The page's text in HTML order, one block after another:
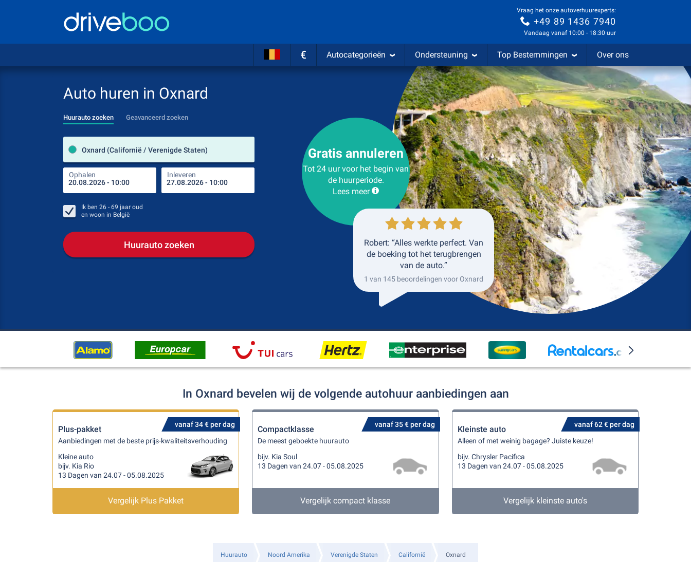
Vraag het onze autoverhuurexperts:
+49 89 1436 7940
Vandaag vanaf 10:00 - 18:30 uur
€ Autocategorieën Ondersteuning Top Bestemmingen Over ons
Auto huren in Oxnard
Huurauto zoeken Geavanceerd zoeken
Oxnard (Californië / Verenigde Staten)
Ophalen Inleveren Plaats voor teruggave
Ik ben 26 - 69 jaar oud
en woon in België
Huurauto zoeken
Gratis annuleren
Tot 24 uur voor het begin van
de huurperiode.
Lees meer
Robert: “Alles werkte perfect. Van
de boeking tot het terugbrengen
van de auto.”
1 van 145 beoordelingen voor Oxnard
In Oxnard bevelen wij de volgende autohuur aanbiedingen aan
vanaf 34 € per dag
Plus-pakket
Aanbiedingen met de beste prijs-kwaliteitsverhouding
Kleine auto
bijv. Kia Rio
13 Dagen van 24.07 - 05.08.2025
Vergelijk Plus Pakket
vanaf 35 € per dag
Compactklasse
De meest geboekte huurauto
bijv. Kia Soul
13 Dagen van 24.07 - 05.08.2025
Vergelijk compact klasse
vanaf 62 € per dag
Kleinste auto
Alleen of met weinig bagage? Juiste keuze!
bijv. Chrysler Pacifica
13 Dagen van 24.07 - 05.08.2025
Vergelijk kleinste auto's
Huurauto Noord Amerika Verenigde Staten Californië Oxnard